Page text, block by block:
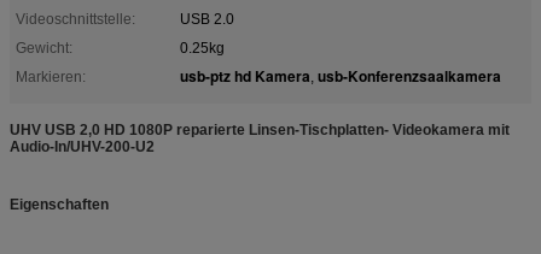
Videoschnittstelle:
USB 2.0
Gewicht:
0.25kg
Markieren:
usb-ptz hd Kamera, usb-Konferenzsaalkamera
UHV USB 2,0 HD 1080P reparierte Linsen-Tischplatten- Videokamera mit
Audio-In/UHV-200-U2
Eigenschaften